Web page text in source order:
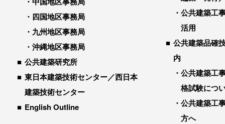
四国地区事務局
九州地区事務局
沖縄地区事務局
公共建築研究所
東日本建築技術センター／西日本
建築技術センター
English Outline
公共建築工
活用
公共建築品確
内
公共建築工
格試験につ
公共建築工
方へ